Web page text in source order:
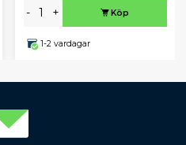
- + Köp
1-2 vardagar